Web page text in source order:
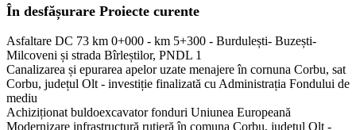
În desfășurare Proiecte curente
Asfaltare DC 73 km 0+000 - km 5+300 - Burdulești- Buzești-
Milcoveni și strada Bîrleștilor, PNDL 1
Canalizarea și epurarea apelor uzate menajere în cornuna Corbu, sat
Corbu, județul Olt - investiție finalizată cu Administrația Fondului de
mediu
Achiziționat buldoexcavator fonduri Uniunea Europeană
Modernizare infrastructură rutieră în comuna Corbu, județul Olt -